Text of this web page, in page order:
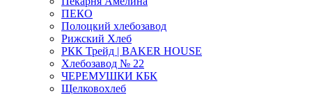
ПЕКО
Полоцкий хлебозавод
Рижский Хлеб
РКК Трейд | BAKER HOUSE
Хлебозавод № 22
ЧЕРЕМУШКИ КБК
Щелковохлеб